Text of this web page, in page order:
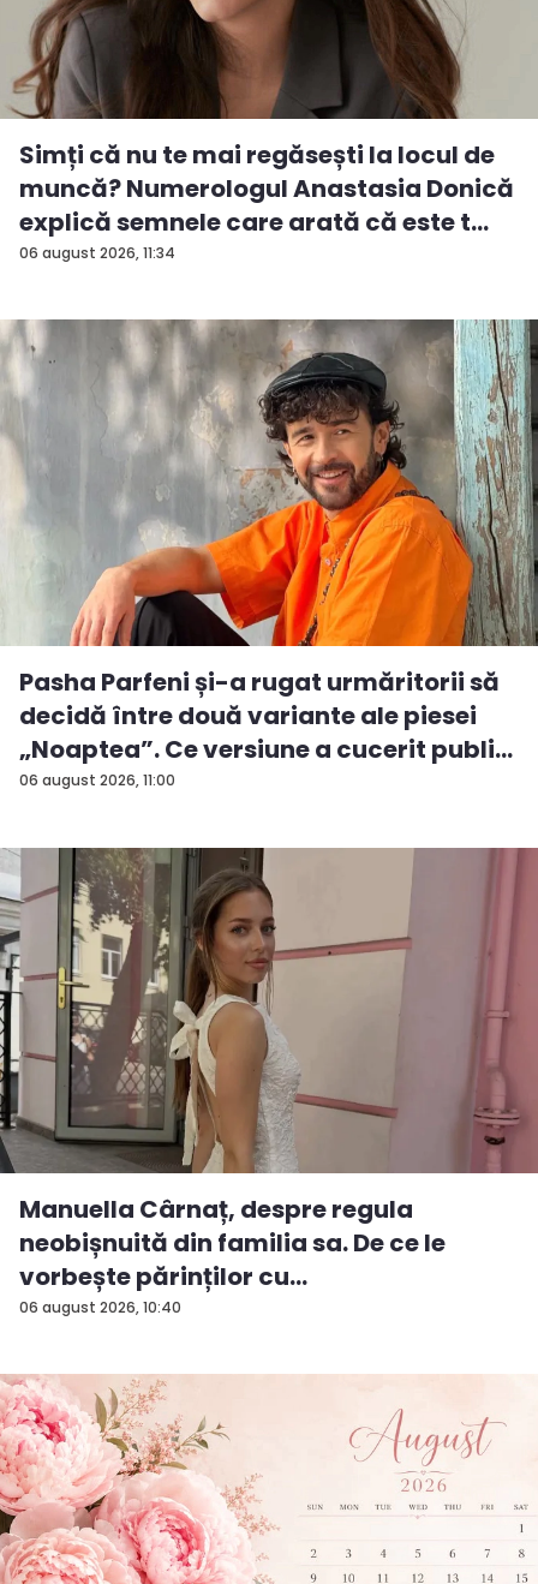
06 august 2026, 11:34
Simți că nu te mai regăsești la locul de
muncă? Numerologul Anastasia Donică
explică semnele care arată că este t...
06 august 2026, 11:00
Pasha Parfeni și-a rugat urmăritorii să
decidă între două variante ale piesei
„Noaptea”. Ce versiune a cucerit publi...
06 august 2026, 10:40
Manuella Cârnaț, despre regula
neobișnuită din familia sa. De ce le
vorbește părinților cu
„dumneavoastră...